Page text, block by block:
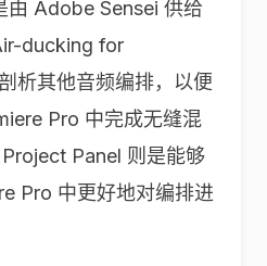
由 Adobe Sensei 供给
ducking for
析其他音频编排，以便
Pro 中完成无缝混
Panel 则是能够
Pro 中更好地对编排进